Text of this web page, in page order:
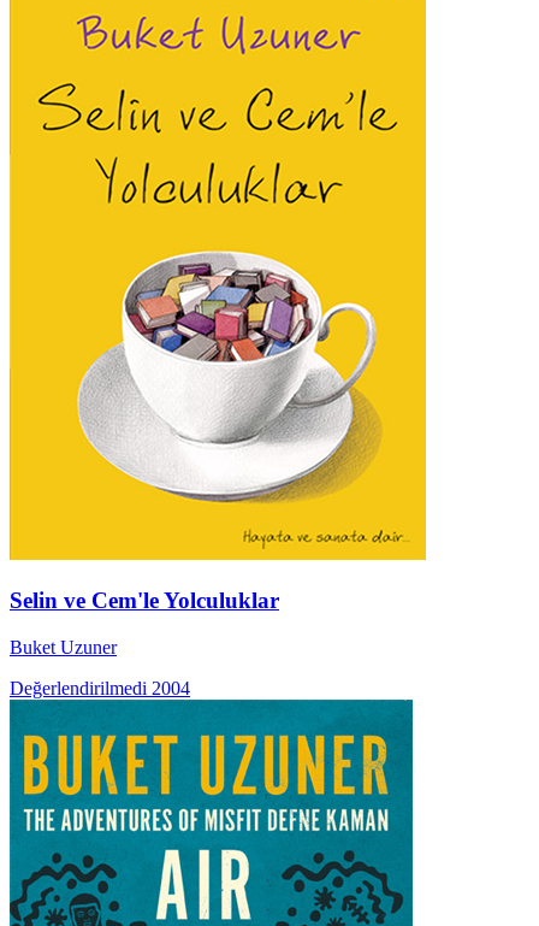
Selin ve Cem'le Yolculuklar
Buket Uzuner
Değerlendirilmedi 2004